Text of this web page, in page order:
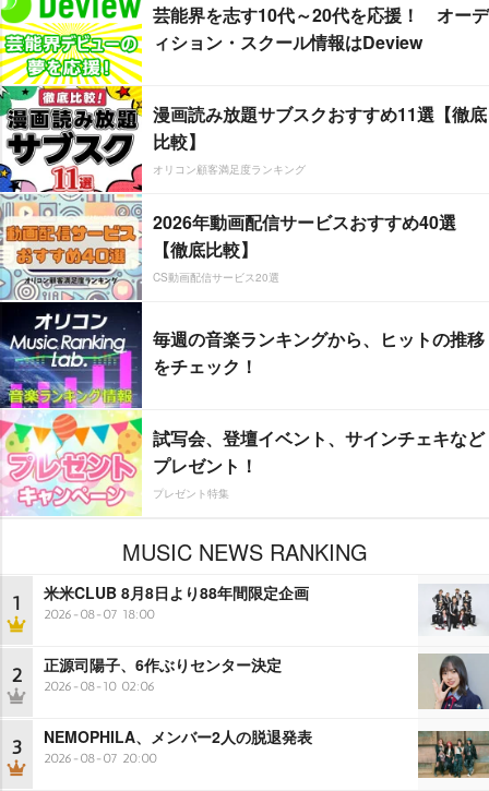
芸能界を志す10代～20代を応援！ オーデ
ィション・スクール情報はDeview
漫画読み放題サブスクおすすめ11選【徹底
比較】
オリコン顧客満足度ランキング
2026年動画配信サービスおすすめ40選
【徹底比較】
CS動画配信サービス20選
毎週の音楽ランキングから、ヒットの推移
をチェック！
試写会、登壇イベント、サインチェキなど
プレゼント！
プレゼント特集
MUSIC NEWS RANKING
1 米米CLUB 8月8日より88年間限定企画
2026-08-07 18:00
2 正源司陽子、6作ぶりセンター決定
2026-08-10 02:06
3 NEMOPHILA、メンバー2人の脱退発表
2026-08-07 20:00